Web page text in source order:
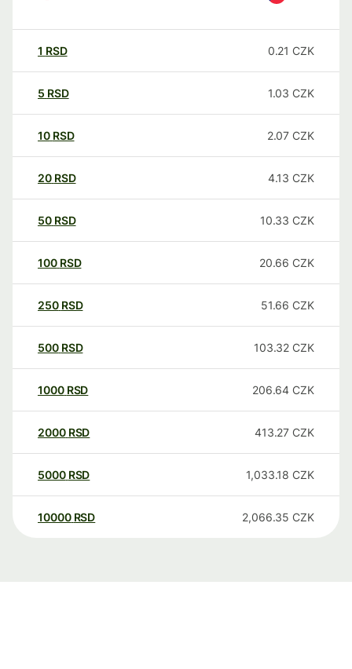
1 RSD 0.21 CZK
5 RSD 1.03 CZK
10 RSD 2.07 CZK
20 RSD 4.13 CZK
50 RSD 10.33 CZK
100 RSD 20.66 CZK
250 RSD 51.66 CZK
500 RSD 103.32 CZK
1000 RSD 206.64 CZK
2000 RSD 413.27 CZK
5000 RSD 1,033.18 CZK
10000 RSD 2,066.35 CZK